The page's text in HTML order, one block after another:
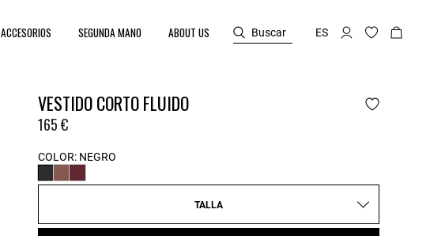
ACCESORIOS SEGUNDA MANO ABOUT US Buscar ES
VESTIDO CORTO FLUIDO
165 €
COLOR: NEGRO
TALLA